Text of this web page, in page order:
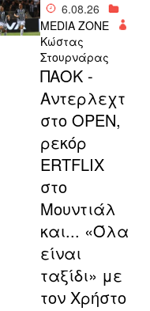
6.08.26
MEDIA ZONE
Κώστας
Στουρνάρας
ΠΑΟΚ -
Αντερλεχτ
στο OPEN,
ρεκόρ
ERTFLIX
στο
Μουντιάλ
και... «Όλα
είναι
ταξίδι» με
τον Χρήστο